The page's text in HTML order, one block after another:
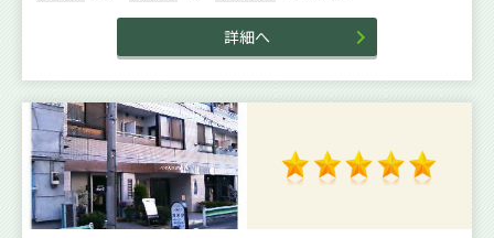
詳細へ